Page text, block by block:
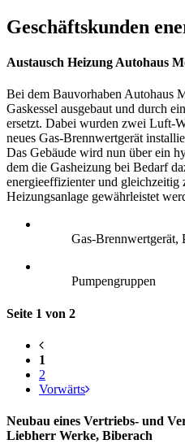
Geschäftskunden
Austausch Heizung Autohaus
Bei dem Bauvorhaben Autohaus
Gaskessel ausgebaut und durch
ersetzt. Dabei wurden zwei Luft-
neues Gas-Brennwertgerät
Das Gebäude wird nun über ein
dem die Gasheizung bei Bedarf
energieeffizienter und gleichzeitig
Heizungsanlage gewährleistet
Gas-Brennwertgerät,
Pumpengruppen
Seite 1 von 2
1
2
Vorwärts
Neubau eines Vertriebs- und
Liebherr Werke, Biberach